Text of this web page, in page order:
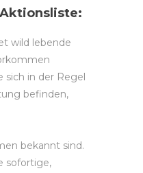
wild lebende
sich in der Regel
befinden,
bekannt sind.
sofortige,